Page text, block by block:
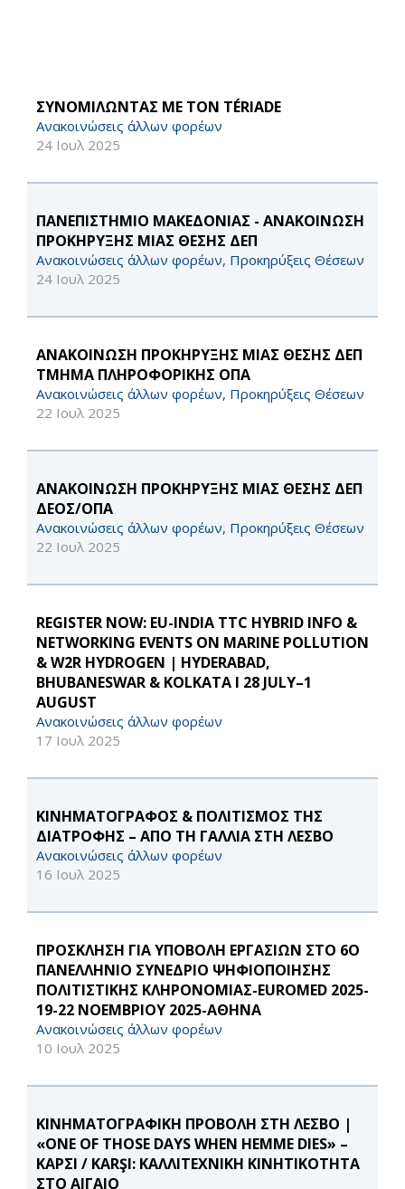
ΣΥΝΟΜΙΛΩΝΤΑΣ ΜΕ ΤΟΝ TÉRIADE
Ανακοινώσεις άλλων φορέων
24 Ιουλ 2025
ΠΑΝΕΠΙΣΤΗΜΙΟ ΜΑΚΕΔΟΝΙΑΣ - ΑΝΑΚΟΙΝΩΣΗ
ΠΡΟΚΗΡΥΞΗΣ ΜΙΑΣ ΘΕΣΗΣ ΔΕΠ
Ανακοινώσεις άλλων φορέων, Προκηρύξεις Θέσεων
24 Ιουλ 2025
ΑΝΑΚΟΙΝΩΣΗ ΠΡΟΚΗΡΥΞΗΣ ΜΙΑΣ ΘΕΣΗΣ ΔΕΠ
ΤΜΗΜΑ ΠΛΗΡΟΦΟΡΙΚΗΣ ΟΠΑ
Ανακοινώσεις άλλων φορέων, Προκηρύξεις Θέσεων
22 Ιουλ 2025
ΑΝΑΚΟΙΝΩΣΗ ΠΡΟΚΗΡΥΞΗΣ ΜΙΑΣ ΘΕΣΗΣ ΔΕΠ
ΔΕΟΣ/ΟΠΑ
Ανακοινώσεις άλλων φορέων, Προκηρύξεις Θέσεων
22 Ιουλ 2025
REGISTER NOW: EU-INDIA TTC HYBRID INFO &
NETWORKING EVENTS ON MARINE POLLUTION
& W2R HYDROGEN | HYDERABAD,
BHUBANESWAR & KOLKATA I 28 JULY–1
AUGUST
Ανακοινώσεις άλλων φορέων
17 Ιουλ 2025
ΚΙΝΗΜΑΤΟΓΡΑΦΟΣ & ΠΟΛΙΤΙΣΜΟΣ ΤΗΣ
ΔΙΑΤΡΟΦΗΣ – ΑΠΟ ΤΗ ΓΑΛΛΙΑ ΣΤΗ ΛΕΣΒΟ
Ανακοινώσεις άλλων φορέων
16 Ιουλ 2025
ΠΡΟΣΚΛΗΣΗ ΓΙΑ ΥΠΟΒΟΛΗ ΕΡΓΑΣΙΩΝ ΣΤΟ 6Ο
ΠΑΝΕΛΛΗΝΙΟ ΣΥΝΕΔΡΙΟ ΨΗΦΙΟΠΟΙΗΣΗΣ
ΠΟΛΙΤΙΣΤΙΚΗΣ ΚΛΗΡΟΝΟΜΙΑΣ-EUROMED 2025-
19-22 ΝΟΕΜΒΡΙΟΥ 2025-ΑΘΗΝΑ
Ανακοινώσεις άλλων φορέων
10 Ιουλ 2025
ΚΙΝΗΜΑΤΟΓΡΑΦΙΚΗ ΠΡΟΒΟΛΗ ΣΤΗ ΛΕΣΒΟ |
«ONE OF THOSE DAYS WHEN HEMME DIES» –
ΚΑΡΣΙ / KARŞI: ΚΑΛΛΙΤΕΧΝΙΚΗ ΚΙΝΗΤΙΚΟΤΗΤΑ
ΣΤΟ ΑΙΓΑΙΟ